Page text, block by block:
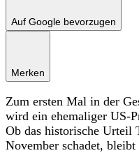
Auf Google bevorzugen
Merken
Zum ersten Mal in der
wird ein ehemaliger US-
Ob das historische Urteil
November schadet,